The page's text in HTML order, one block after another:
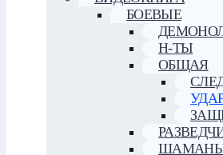
БОЕВЫЕ
Н-ТЫ
ОБЩАЯ